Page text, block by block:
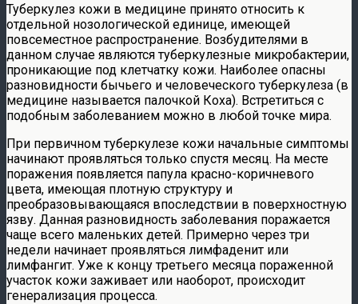
Туберкулез кожи в медицине принято относить к
отдельной нозологической единице, имеющей
повсеместное распространение. Возбудителями в
данном случае являются туберкулезные микробактерии,
проникающие под клетчатку кожи. Наиболее опасны
разновидности бычьего и человеческого туберкулеза (в
медицине называется палочкой Коха). Встретиться с
подобным заболеванием можно в любой точке мира.
При первичном туберкулезе кожи начальные симптомы
начинают проявляться только спустя месяц. На месте
поражения появляется папула красно-коричневого
цвета, имеющая плотную структуру и
преобразовывающаяся впоследствии в поверхностную
язву. Данная разновидность заболевания поражается
чаще всего маленьких детей. Примерно через три
недели начинает проявляться лимфаденит или
лимфангит. Уже к концу третьего месяца пораженной
участок кожи заживает или наоборот, происходит
генерализация процесса.